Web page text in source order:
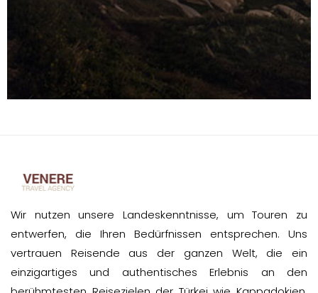
Wir nutzen unsere Landeskenntnisse, um Touren zu
entwerfen, die Ihren Bedürfnissen entsprechen. Uns
vertrauen Reisende aus der ganzen Welt, die ein
einzigartiges und authentisches Erlebnis an den